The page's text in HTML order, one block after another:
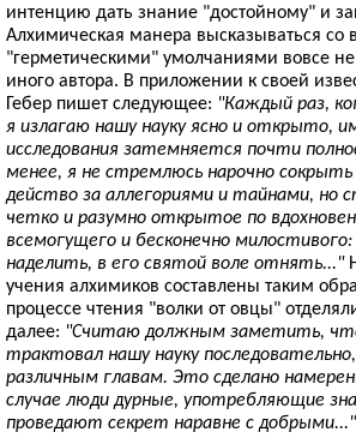
интенцию дать знание "достойному" и
Алхимическая манера высказываться со
"герметическими" умолчаниями вовсе не
иного автора. В приложении к своей
Гебер пишет следующее: "Каждый раз,
я излагаю нашу науку ясно и открыто,
исследования затемняется почти
менее, я не стремлюсь нарочно сокрыть
действо за аллегориями и тайнами, но
четко и разумно открытое по
всемогущего и бесконечно
наделить, в его святой воле отнять..."
учения алхимиков составлены таким
процессе чтения "волки от овцы"
далее: "Считаю должным заметить,
трактовал нашу науку
различным главам. Это сделано
случае люди дурные, употребляющие
проведают секрет наравне с добрыми..."